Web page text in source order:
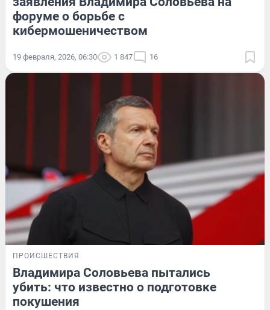
форуме о борьбе с
кибермошеничеством
19 февраля, 2026, 06:30 1 847 16
ПРОИСШЕСТВИЯ
Владимира Соловьева пытались
убить: что известно о подготовке
покушения